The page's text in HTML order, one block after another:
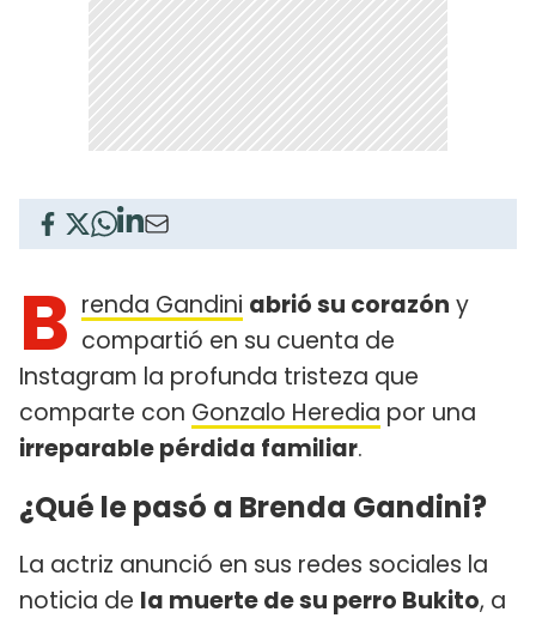
B renda Gandini abrió su corazón y
compartió en su cuenta de
Instagram la profunda tristeza que
comparte con Gonzalo Heredia por una
irreparable pérdida familiar.
¿Qué le pasó a Brenda Gandini?
La actriz anunció en sus redes sociales la
noticia de la muerte de su perro Bukito, a